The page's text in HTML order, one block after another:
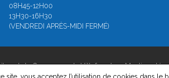
08H45-12H00
13H30-16H30
(VENDREDI APRÈS-MIDI FERMÉ)
de Commerce de Villefranche -Mentions